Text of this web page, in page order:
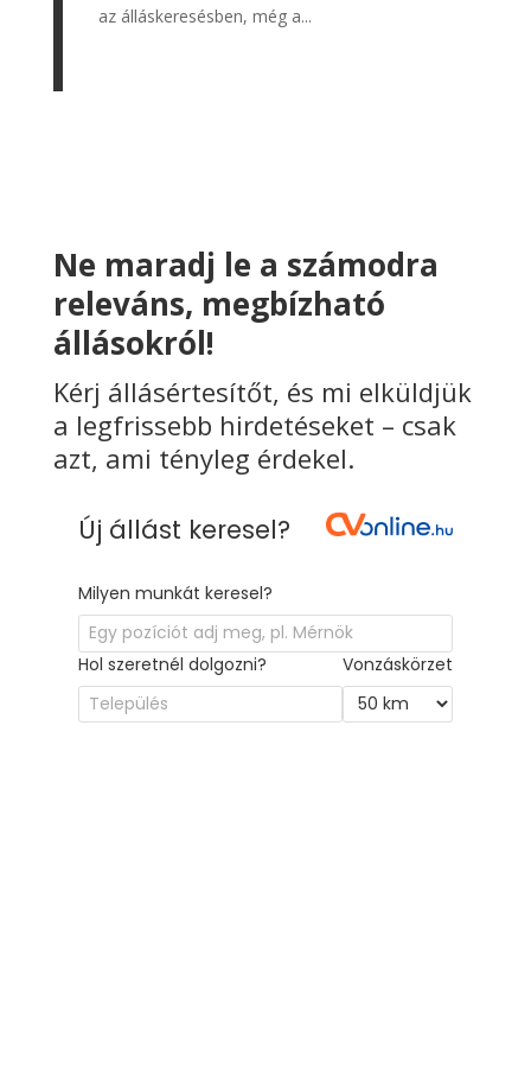
az álláskeresésben, még a...
Ne maradj le a számodra
releváns, megbízható
állásokról!
Kérj állásértesítőt, és mi elküldjük
a legfrissebb hirdetéseket – csak
azt, ami tényleg érdekel.